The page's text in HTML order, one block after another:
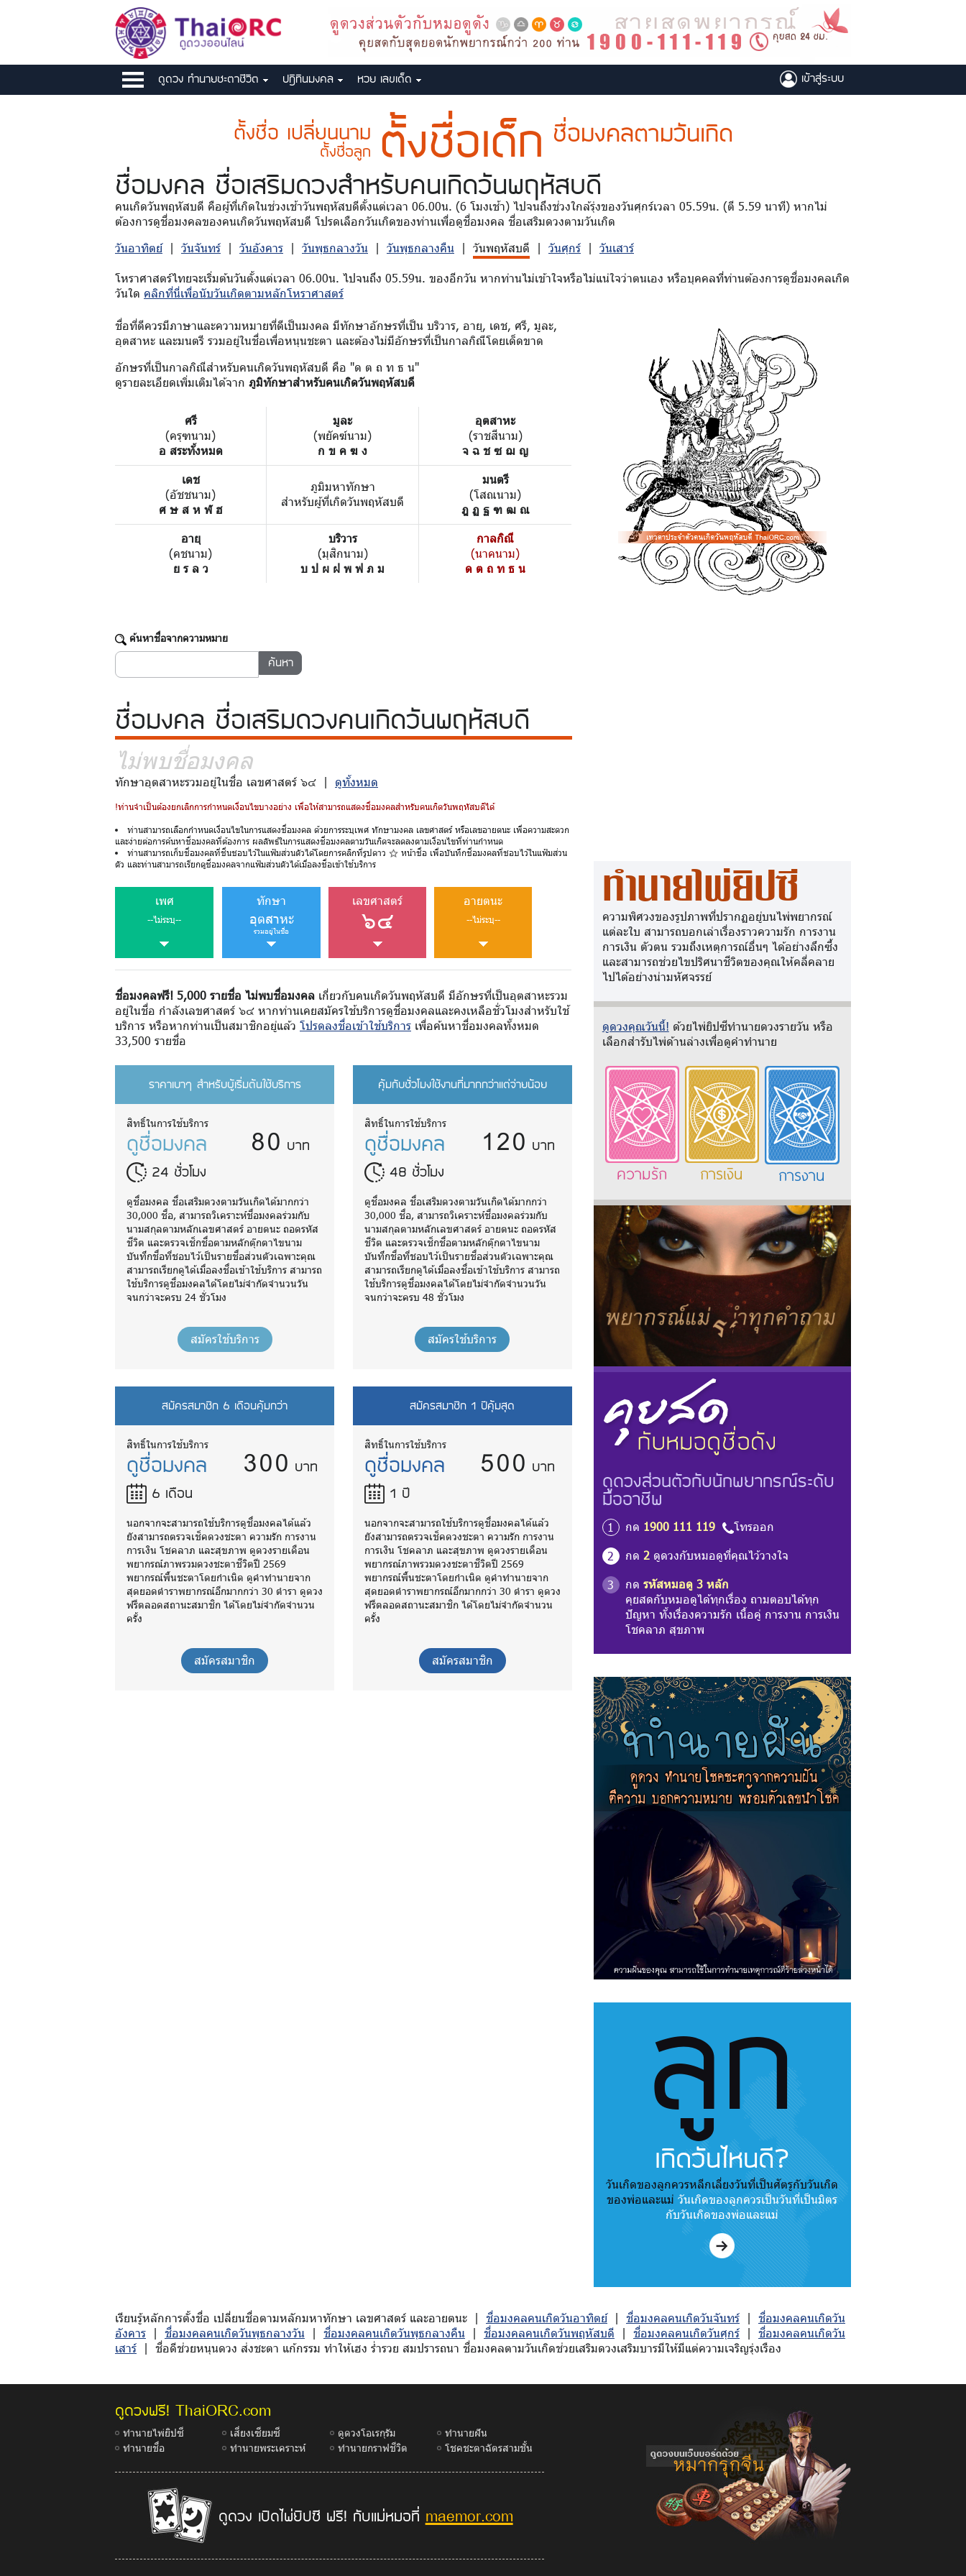
ดูดวง ทำนายชะตาชีวิต ปฎิทินมงคล หวย เลขเด็ด เข้าสู่ระบบ
ตั้งชื่อ เปลี่ยนนาม
ตั้งชื่อลูก ตั้งชื่อเด็ก ชื่อมงคลตามวันเกิด
ชื่อมงคล ชื่อเสริมดวงสำหรับคนเกิดวันพฤหัสบดี
คนเกิดวันพฤหัสบดี คือผู้ที่เกิดในช่วงเช้าวันพฤหัสบดีตั้งแต่เวลา 06.00น. (6 โมงเช้า) ไปจนถึงช่วงใกล้รุ่งของวันศุกร์เวลา 05.59น. (ตี 5.59 นาที) หากไม่
ต้องการดูชื่อมงคลของคนเกิดวันพฤหัสบดี โปรดเลือกวันเกิดของท่านเพื่อดูชื่อมงคล ชื่อเสริมดวงตามวันเกิด
วันอาทิตย์| วันจันทร์ | วันอังคาร | วันพุธกลางวัน | วันพุธกลางคืน | วันพฤหัสบดี | วันศุกร์ | วันเสาร์
โหราศาสตร์ไทยจะเริ่มต้นวันตั้งแต่เวลา 06.00น. ไปจนถึง 05.59น. ของอีกวัน หากท่านไม่เข้าใจหรือไม่แน่ใจว่าตนเอง หรือบุคคลที่ท่านต้องการดูชื่อมงคลเกิด
วันใด คลิกที่นี่เพื่อนับวันเกิดตามหลักโหราศาสตร์
ชื่อที่ดีควรมีภาษาและความหมายที่ดีเป็นมงคล มีทักษาอักษรที่เป็น บริวาร, อายุ, เดช, ศรี, มูละ,
อุตสาหะ และมนตรี รวมอยู่ในชื่อเพื่อหนุนชะตา และต้องไม่มีอักษรที่เป็นกาลกิณีโดยเด็ดขาด
อักษรที่เป็นกาลกิณีสำหรับคนเกิดวันพฤหัสบดี คือ "ด ต ถ ท ธ น"
ดูรายละเอียดเพิ่มเติมได้จาก ภูมิทักษาสำหรับคนเกิดวันพฤหัสบดี
ศรี
(ครุฑนาม)
อ สระทั้งหมด
มูละ
(พยัคฆ์นาม)
ก ข ค ฆ ง
อุตสาหะ
(ราชสีนาม)
จ ฉ ช ซ ฌ ญ
เดช
(อัชชนาม)
ศ ษ ส ห ฬ ฮ
ภูมิมหาทักษา
สำหรับผู้ที่เกิดวันพฤหัสบดี
มนตรี
(โสณนาม)
ฎ ฏ ฐ ฑ ฒ ณ
อายุ
(คชนาม)
ย ร ล ว
บริวาร
(มุสิกนาม)
บ ป ผ ฝ พ ฟ ภ ม
กาลกิณี
(นาคนาม)
ด ต ถ ท ธ น
ค้นหาชื่อจากความหมาย
ชื่อมงคล ชื่อเสริมดวงคนเกิดวันพฤหัสบดี
ไม่พบชื่อมงคล
ทักษาอุตสาหะรวมอยู่ในชื่อ เลขศาสตร์ ๖๔ | ดูทั้งหมด
!ท่านจำเป็นต้องยกเลิกการกำหนดเงื่อนไขบางอย่าง เพื่อให้สามารถแสดงชื่อมงคลสำหรับคนเกิดวันพฤหัสบดีได้
ท่านสามารถเลือกกำหนดเงื่อนไขในการแสดงชื่อมงคล ด้วยการระบุเพศ ทักษามงคล เลขศาสตร์ หรือเลขอายตนะ เพื่อความสะดวก
และง่ายต่อการค้นหาชื่อมงคลที่ต้องการ ผลลัพธ์ในการแสดงชื่อมงคลตามวันเกิดจะลดลงตามเงื่อนไขที่ท่านกำหนด
ท่านสามารถเก็บชื่อมงคลที่ชื่นชอบไว้ในแฟ้มส่วนตัวได้โดยการคลิกที่รูปดาว
หน้าชื่อ เพื่อบันทึกชื่อมงคลที่ชอบไว้ในแฟ้มส่วน
ตัว และท่านสามารถเรียกดูชื่อมงคลจากแฟ้มส่วนตัวได้เมื่อลงชื่อเข้าใช้บริการ
เพศ
--ไม่ระบุ--
ทักษา
อุตสาหะ
รวมอยู่ในชื่อ
เลขศาสตร์
๖๔
อายตนะ
--ไม่ระบุ--
ชื่อมงคลฟรี! 5,000 รายชื่อ ไม่พบชื่อมงคล เกี่ยวกับคนเกิดวันพฤหัสบดี มีอักษรที่เป็นอุตสาหะรวม
อยู่ในชื่อ กำลังเลขศาสตร์ ๖๔ หากท่านเคยสมัครใช้บริการดูชื่อมงคลและคงเหลือชั่วโมงสำหรับใช้
บริการ หรือหากท่านเป็นสมาชิกอยู่แล้ว โปรดลงชื่อเข้าใช้บริการ เพื่อค้นหาชื่อมงคลทั้งหมด
33,500 รายชื่อ
ราคาเบาๆ สำหรับผู้เริ่มต้นใช้บริการ
สิทธิ์ในการใช้บริการ
ดูชื่อมงคล
24 ชั่วโมง
80 บาท
ดูชื่อมงคล ชื่อเสริมดวงตามวันเกิดได้มากกว่า
30,000 ชื่อ, สามารถวิเคราะห์ชื่อมงคลร่วมกับ
นามสกุลตามหลักเลขศาสตร์ อายตนะ ถอดรหัส
ชีวิต และตรวจเช็กชื่อตามหลักตุ๊กตาไขนาม
บันทึกชื่อที่ชอบไว้เป็นรายชื่อส่วนตัวเฉพาะคุณ
สามารถเรียกดูได้เมื่อลงชื่อเข้าใช้บริการ สามารถ
ใช้บริการดูชื่อมงคลได้โดยไม่จำกัดจำนวนวัน
จนกว่าจะครบ 24 ชั่วโมง
สมัครใช้บริการ
คุ้มกับชั่วโมงใช้งานที่มากกว่าแต่จ่ายน้อย
สิทธิ์ในการใช้บริการ
ดูชื่อมงคล
48 ชั่วโมง
120 บาท
ดูชื่อมงคล ชื่อเสริมดวงตามวันเกิดได้มากกว่า
30,000 ชื่อ, สามารถวิเคราะห์ชื่อมงคลร่วมกับ
นามสกุลตามหลักเลขศาสตร์ อายตนะ ถอดรหัส
ชีวิต และตรวจเช็กชื่อตามหลักตุ๊กตาไขนาม
บันทึกชื่อที่ชอบไว้เป็นรายชื่อส่วนตัวเฉพาะคุณ
สามารถเรียกดูได้เมื่อลงชื่อเข้าใช้บริการ สามารถ
ใช้บริการดูชื่อมงคลได้โดยไม่จำกัดจำนวนวัน
จนกว่าจะครบ 48 ชั่วโมง
สมัครใช้บริการ
สมัครสมาชิก 6 เดือนคุ้มกว่า
สิทธิ์ในการใช้บริการ
ดูชื่อมงคล
6 เดือน
300 บาท
นอกจากจะสามารถใช้บริการดูชื่อมงคลได้แล้ว
ยังสามารถตรวจเช็คดวงชะตา ความรัก การงาน
การเงิน โชคลาภ และสุขภาพ ดูดวงรายเดือน
พยากรณ์ภาพรวมดวงชะตาชีวิตปี 2569
พยากรณ์พื้นชะตาโดยกำเนิด ดูคำทำนายจาก
สุดยอดตำราพยากรณ์อีกมากกว่า 30 ตำรา ดูดวง
ฟรีตลอดสถานะสมาชิก ได้โดยไม่จำกัดจำนวน
ครั้ง
สมัครสมาชิก
สมัครสมาชิก 1 ปีคุ้มสุด
สิทธิ์ในการใช้บริการ
ดูชื่อมงคล
1 ปี
500 บาท
นอกจากจะสามารถใช้บริการดูชื่อมงคลได้แล้ว
ยังสามารถตรวจเช็คดวงชะตา ความรัก การงาน
การเงิน โชคลาภ และสุขภาพ ดูดวงรายเดือน
พยากรณ์ภาพรวมดวงชะตาชีวิตปี 2569
พยากรณ์พื้นชะตาโดยกำเนิด ดูคำทำนายจาก
สุดยอดตำราพยากรณ์อีกมากกว่า 30 ตำรา ดูดวง
ฟรีตลอดสถานะสมาชิก ได้โดยไม่จำกัดจำนวน
ครั้ง
สมัครสมาชิก
ทำนายไพ่ยิปซี
ความพิศวงของรูปภาพที่ปรากฏอยู่บนไพ่พยากรณ์
แต่ละใบ สามารถบอกเล่าเรื่องราวความรัก การงาน
การเงิน ตัวตน รวมถึงเหตุการณ์อื่นๆ ได้อย่างลึกซึ้ง
และสามารถช่วยไขปริศนาชีวิตของคุณให้คลี่คลาย
ไปได้อย่างน่ามหัศจรรย์
ดูดวงคุณวันนี้! ด้วยไพ่ยิปซีทำนายดวงรายวัน หรือ
เลือกสำรับไพ่ด้านล่างเพื่อดูคำทำนาย
ความรัก การเงิน การงาน
ดูดวงส่วนตัวกับนักพยากรณ์ระดับ
มืออาชีพ
1 กด 1900 111 119
โทรออก
2
กด 2ดูดวงกับหมอดูที่คุณไว้วางใจ
3
กด รหัสหมอดู 3 หลัก
คุยสดกับหมอดูได้ทุกเรื่อง ถามตอบได้ทุก
ปัญหา ทั้งเรื่องความรัก เนื้อคู่ การงาน การเงิน
โชคลาภ สุขภาพ
ลูก
เกิดวันไหนดี?
วันเกิดของลูกควรหลีกเลี่ยงวันที่เป็นศัตรูกับวันเกิด
ของพ่อและแม่ วันเกิดของลูกควรเป็นวันที่เป็นมิตร
กับวันเกิดของพ่อและแม่
เรียนรู้หลักการตั้งชื่อ เปลี่ยนชื่อตามหลักมหาทักษา เลขศาสตร์ และอายตนะ | ชื่อมงคลคนเกิดวันอาทิตย์| ชื่อมงคลคนเกิดวันจันทร์ | ชื่อมงคลคนเกิดวัน
อังคาร | ชื่อมงคลคนเกิดวันพุธกลางวัน | ชื่อมงคลคนเกิดวันพุธกลางคืน | ชื่อมงคลคนเกิดวันพฤหัสบดี | ชื่อมงคลคนเกิดวันศุกร์ | ชื่อมงคลคนเกิดวัน
เสาร์ | ชื่อดีช่วยหนุนดวง ส่งชะตา แก้กรรม ทำให้เฮง ร่ำรวย สมปรารถนา ชื่อมงคลตามวันเกิดช่วยเสริมดวงเสริมบารมีให้มีแต่ความเจริญรุ่งเรือง
ดูดวงฟรี! ThaiORC.com
ทำนายไพ่ยิปซี เสี่ยงเซียมซี ดูดวงโอเรกุรัม
ทำนายฝัน
ทำนายชื่อ
ทำนายพระเคราะห์ ทำนายกราฟชีวิต โชคชะตาฉัตรสามชั้น
ดูดวง เปิดไพ่ยิปซี ฟรี! กับแม่หมอที่ maemor.com